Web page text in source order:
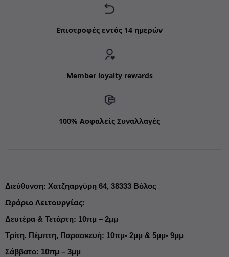
Επιστροφές εντός 14 ημερών
Member loyalty rewards
100% Ασφαλείς Συναλλαγές
Διεύθυνση: Χατζηαργύρη 64, 38333 Βόλος
Ωράριο Λειτουργίας:
Δευτέρα & Τετάρτη: 10πμ – 2μμ
Τρίτη, Πέμπτη, Παρασκευή: 10πμ- 2μμ & 5μμ- 9μμ
Σάββατο: 10πμ – 3μμ